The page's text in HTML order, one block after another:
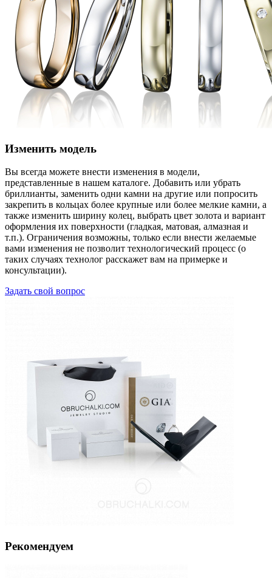
Изменить модель
Вы всегда можете внести изменения в модели,
представленные в нашем каталоге. Добавить или убрать
бриллианты, заменить одни камни на другие или попросить
закрепить в кольцах более крупные или более мелкие камни, а
также изменить ширину колец, выбрать цвет золота и вариант
оформления их поверхности (гладкая, матовая, алмазная и
т.п.). Ограничения возможны, только если внести желаемые
вами изменения не позволит технологический процесс (о
таких случаях технолог расскажет вам на примерке и
консультации).
Задать свой вопрос
Рекомендуем